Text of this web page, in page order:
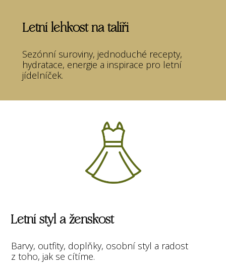
Letní lehkost na talíři
Sezónní suroviny, jednoduché recepty,
hydratace, energie a inspirace pro letní
jídelníček.
Letní styl a ženskost
Barvy, outfity, doplňky, osobní styl a radost
z toho, jak se cítíme.